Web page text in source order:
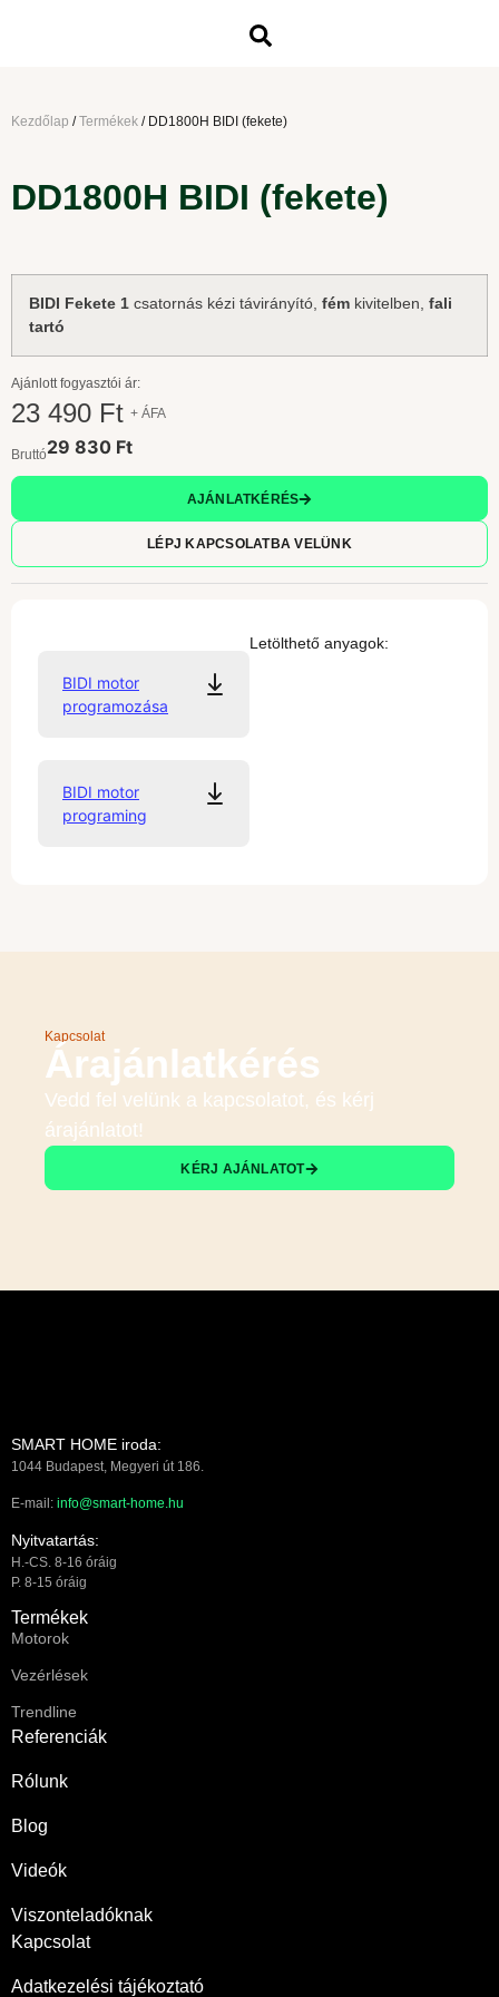
Kezdőlap /Termékek / DD1800H BIDI (fekete)
DD1800H BIDI (fekete)
BIDI Fekete 1 csatornás kézi távirányító, fém kivitelben, fali
tartó
Ajánlott fogyasztói ár:
23 490 Ft + ÁFA
Bruttó29 830 Ft
AJÁNLATKÉRÉS
LÉPJ KAPCSOLATBA VELÜNK
Letölthető anyagok:
BIDI motor
programozása
BIDI motor
programing
Kapcsolat
Árajánlatkérés
Vedd fel velünk a kapcsolatot, és kérj
árajánlatot!
KÉRJ AJÁNLATOT
SMART HOME iroda:
1044 Budapest, Megyeri út 186.
E-mail: info@smart-home.hu
Nyitvatartás:
H.-CS. 8-16 óráig
P. 8-15 óráig
Termékek
Motorok
Vezérlések
Trendline
Referenciák
Rólunk
Blog
Videók
Viszonteladóknak
Kapcsolat
Adatkezelési tájékoztató